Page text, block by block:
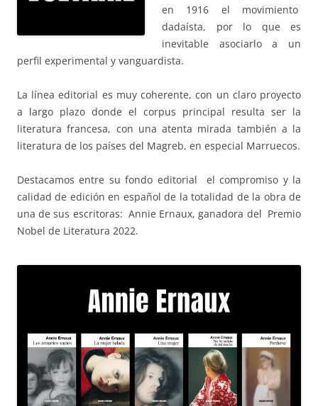
en 1916 el movimiento
dadaísta, por lo que es
inevitable asociarlo a un
perfil experimental y vanguardista.
La línea editorial es muy coherente, con un claro proyecto
a largo plazo donde el corpus principal resulta ser la
literatura francesa, con una atenta mirada también a la
literatura de los países del Magreb, en especial Marruecos.
Destacamos entre su fondo editorial el compromiso y la
calidad de edición en español de la totalidad de la obra de
una de sus escritoras: Annie Ernaux, ganadora del Premio
Nobel de Literatura 2022.